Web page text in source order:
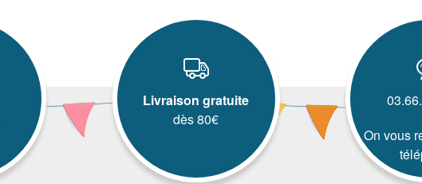
Livraison gratuite
dès 80€
On vous